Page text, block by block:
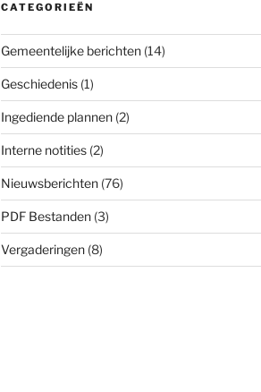
CATEGORIEËN
Gemeentelijke berichten(14)
Geschiedenis(1)
Ingediende plannen(2)
Interne notities(2)
Nieuwsberichten(76)
PDF Bestanden(3)
Vergaderingen(8)